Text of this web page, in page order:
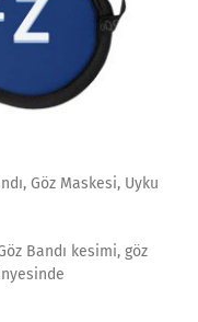
Göz Maskesi, Uyku
Bandı kesimi, göz